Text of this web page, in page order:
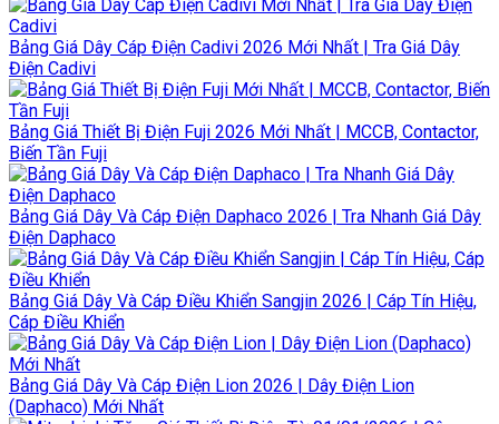
Bảng Giá Dây Cáp Điện Cadivi 2026 Mới Nhất | Tra Giá Dây
Điện Cadivi
Bảng Giá Thiết Bị Điện Fuji 2026 Mới Nhất | MCCB, Contactor,
Biến Tần Fuji
Bảng Giá Dây Và Cáp Điện Daphaco 2026 | Tra Nhanh Giá Dây
Điện Daphaco
Bảng Giá Dây Và Cáp Điều Khiển Sangjin 2026 | Cáp Tín Hiệu,
Cáp Điều Khiển
Bảng Giá Dây Và Cáp Điện Lion 2026 | Dây Điện Lion
(Daphaco) Mới Nhất